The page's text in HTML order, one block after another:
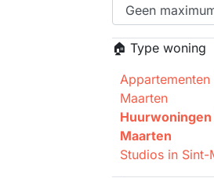
🏠 Type woning
Maarten
Maarten
Studios in Sint-